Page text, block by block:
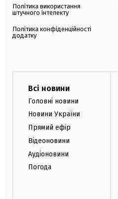
Політика використання
штучного інтелекту
Політика конфіденційності
додатку
Всі новини
Головні новини
Новини України
Прямий ефір
Відеоновини
Аудіоновини
Погода